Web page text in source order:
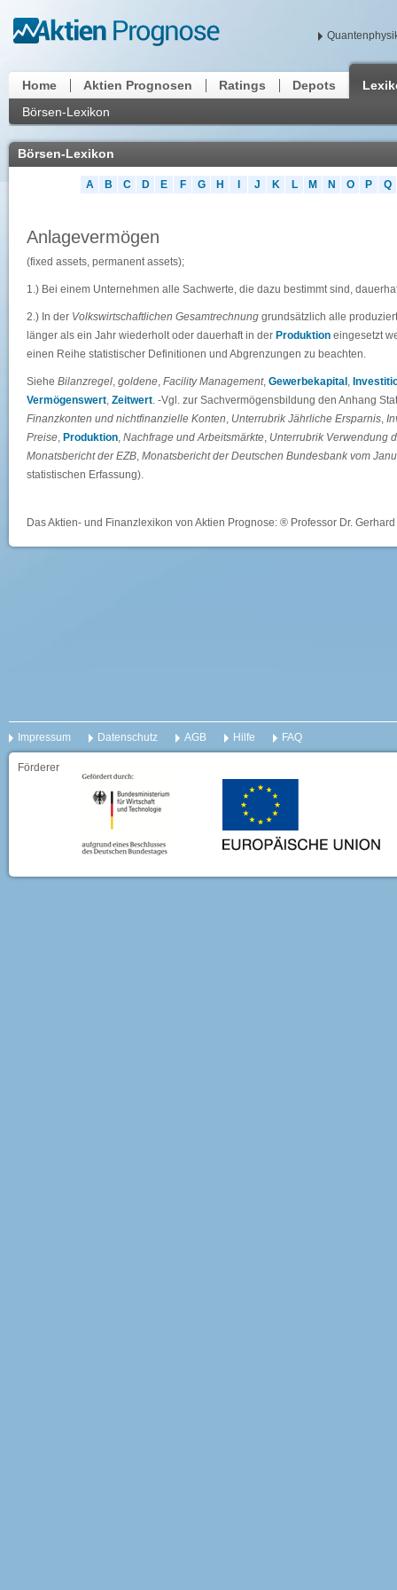
Home Aktien Prognosen Ratings Depots
Börsen-Lexikon
Börsen-Lexikon
A B C D E F G H J K L M N O P Q
Anlagevermögen
(fixed assets, permanent assets);
1.) Bei einem Unternehmen alle Sachwerte, die dazu bestimmt sind,
2.) In der Volkswirtschaftlichen Gesamtrechnung grundsätzlich alle
länger als ein Jahr wiederholt oder dauerhaft in der Produktion eingesetzt
einen Reihe statistischer Definitionen und Abgrenzungen zu beachten.
Siehe Bilanzregel, goldene, Facility Management, Gewerbekapital ,
Vermögenswert, Zeitwert. -Vgl. zur Sachvermögensbildung den Anhang
Finanzkonten und nichtfinanzielle Konten, Unterrubrik Jährliche Ersparnis,
Preise, Produktion, Nachfrage und Arbeitsmärkte, Unterrubrik Verwendung
Monatsbericht der EZB, Monatsbericht der Deutschen Bundesbank vom
statistischen Erfassung).
Das Aktien- und Finanzlexikon von Aktien Prognose: ® Professor Dr.
Impressum Datenschutz AGB Hilfe FAQ
Förderer